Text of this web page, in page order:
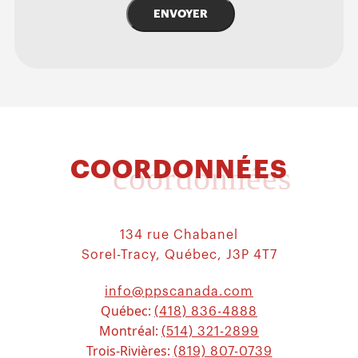
ENVOYER
COORDONNÉES
coordonnées
134 rue Chabanel
Sorel-Tracy, Québec, J3P 4T7
info@ppscanada.com
Québec: (418) 836-4888
Montréal: (514) 321-2899
Trois-Rivières: (819) 807-0739